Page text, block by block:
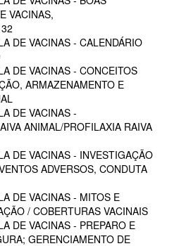
VACINAS,
DE VACINAS - CALENDÁRIO
DE VACINAS - CONCEITOS
ARMAZENAMENTO E
DE VACINAS -
ANIMAL/PROFILAXIA RAIVA
DE VACINAS - INVESTIGAÇÃO
ADVERSOS, CONDUTA
DE VACINAS - MITOS E
/ COBERTURAS VACINAIS
DE VACINAS - PREPARO E
GERENCIAMENTO DE